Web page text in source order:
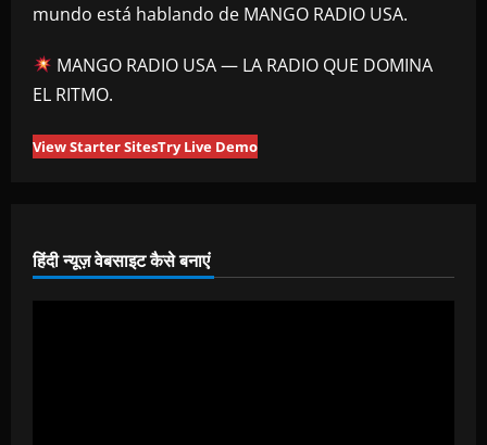
mundo está hablando de MANGO RADIO USA.
MANGO RADIO USA — LA RADIO QUE DOMINA
EL RITMO.
View Starter SitesTry Live Demo
हिंदी न्यूज़ वेबसाइट कैसे बनाएं